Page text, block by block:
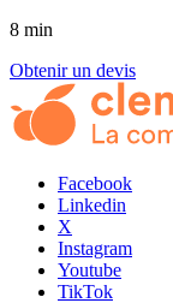
8 min
Obtenir un devis
Facebook
Linkedin
X
Instagram
Youtube
TikTok